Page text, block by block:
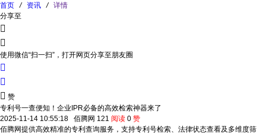
首页 / 资讯 /
详情
分享至


使用微信“扫一扫”，打开网页分享至朋友圈


 赞
专利号一查便知！企业IPR必备的高效检索神器来了
2025-11-14 10:55:18
佰腾网 121 阅读 0 赞
佰腾网提供高效精准的专利查询服务，支持专利号检索、法律状态查看及多维度筛